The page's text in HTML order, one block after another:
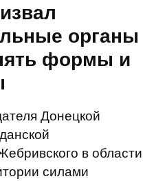
органы
формы и
Донецкой
в области
силами